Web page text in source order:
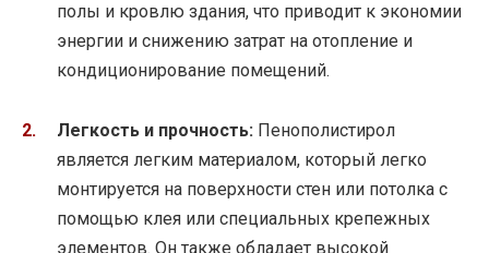
полы и кровлю здания, что приводит к экономии
энергии и снижению затрат на отопление и
кондиционирование помещений.
Легкость и прочность: Пенополистирол
является легким материалом, который легко
монтируется на поверхности стен или потолка с
помощью клея или специальных крепежных
элементов. Он также обладает высокой